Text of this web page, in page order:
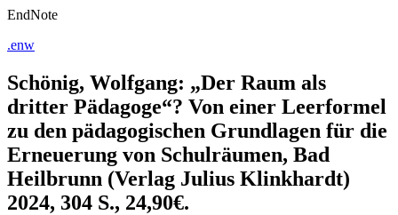
EndNote
.enw
Schönig, Wolfgang: „Der Raum als
dritter Pädagoge“? Von einer Leerformel
zu den pädagogischen Grundlagen für die
Erneuerung von Schulräumen, Bad
Heilbrunn (Verlag Julius Klinkhardt)
2024, 304 S., 24,90€.